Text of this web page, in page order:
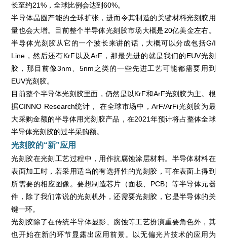
长至约21%，全球比例会达到60%。
半导体晶圆产能的全球扩张，进而令其制造的关键材料光刻胶用
量也会大增。目前整个半导体光刻胶市场大概是20亿美金左右。
半导体光刻胶从它的一个波长来讲的话，大概可以分成包括G/I
Line，然后还有KrF以及ArF，那最先进的就是我们的EUV光刻
胶，那目前像3nm、5nm之类的一些先进工艺可能都需要用到
EUV光刻胶。
目前整个半导体光刻胶里面，仍然是以KrF和ArF光刻胶为主。根
据CINNO Research统计， 在全球市场中，ArF/ArFi光刻胶为最
大采购金额的半导体用光刻胶产品，在2021年预计将占整体全球
半导体光刻胶的过半采购额。
光刻胶的“新”应用
光刻胶在光刻工艺过程中，用作抗腐蚀涂层材料。半导体材料在
表面加工时，若采用适当的有选择性的光刻胶，可在表面上得到
所需要的相应图像。要想制造芯片（面板、PCB）等半导体元器
件，除了我们常说的光刻机外，还需要光刻胶，它是半导体的关
键一环。
光刻胶除了在传统半导体显影、腐蚀等工艺扮演重要角色外，其
也开始在新的环节显露出应用前景。以无偏光片技术的应用为